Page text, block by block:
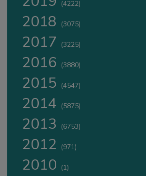
(4222)
2018 (3075)
2017 (3225)
2016 (3880)
2015 (4547)
2014 (5875)
2013 (6753)
2012 (971)
2010 (1)